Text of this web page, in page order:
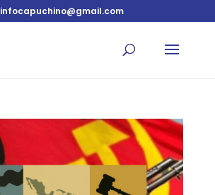
infocapuchino@gmail.com